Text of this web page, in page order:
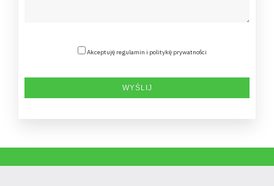
Akceptuję regulamin i politykę prywatności